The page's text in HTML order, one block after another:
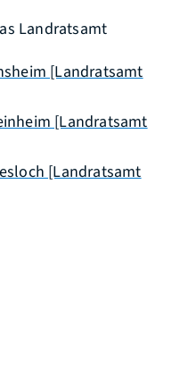
Landratsamt
[Landratsamt
[Landratsamt
[Landratsamt